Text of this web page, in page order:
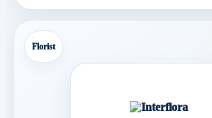
Florist